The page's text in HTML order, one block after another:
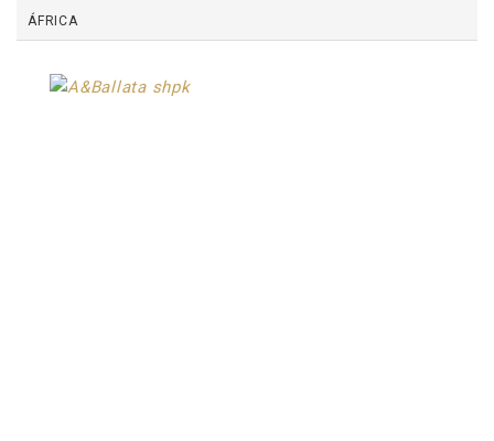
ÁFRICA